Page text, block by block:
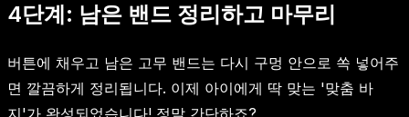
4단계: 남은 밴드 정리하고 마무리
버튼에 채우고 남은 고무 밴드는 다시 구멍 안으로 쏙 넣어주
면 깔끔하게 정리됩니다. 이제 아이에게 딱 맞는 '맞춤 바